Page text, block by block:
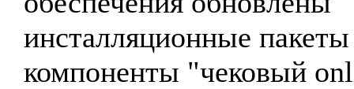
инсталляционные пакеты
компоненты "чековый